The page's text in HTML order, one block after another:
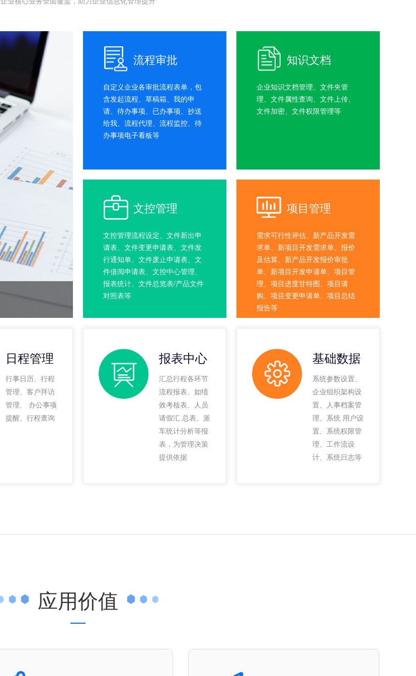
流程审批
自定义企业各审批流程表单，包
含发起流程、草稿箱、我的申
请、待办事项、已办事项、抄送
给我、流程代理、流程监控、待
办事项电子看板等
知识文档
企业知识文档管理、文件夹管
理、文件属性查询、文件上传、
文件加密、文件权限管理等
文控管理
文控管理流程设定、文件新出申
请表、文件变更申请表、文件发
行通知单、文件废止申请表、文
件借阅申请表、文控中心管理、
报表统计、文件总览表/产品文件
对照表等
项目管理
需求可行性评估、新产品开发需
求单、新项目开发需求单、报价
及估算、新产品开发报价审批
单、新项目开发申请单、项目管
理、项目进度甘特图、项目请
购、项目变更申请单、项目总结
报告等
日程管理
行事日历、行程
管理、客户拜访
管理、 办公事项
提醒、行程查询
报表中心
汇总行程各环节
流程报表、如绩
效考核表、人员
请假汇 总表、派
车统计分析等报
表，为管理决策
提供依据
基础数据
系统参数设置、
企业组织架构设
置、人事档案管
理、系统 用户设
置、系统权限管
理、工作流设
计、系统日志等
应用价值